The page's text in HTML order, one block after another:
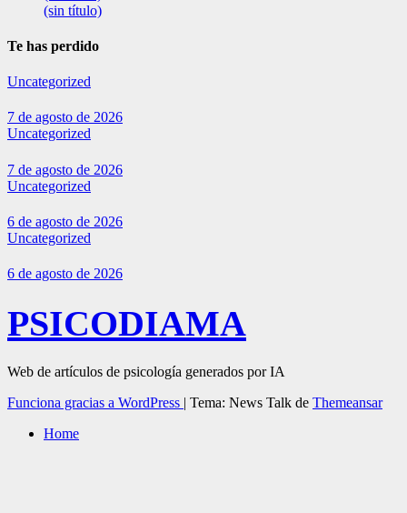
(sin título)
Te has perdido
Uncategorized
7 de agosto de 2026
Uncategorized
7 de agosto de 2026
Uncategorized
6 de agosto de 2026
Uncategorized
6 de agosto de 2026
PSICODIAMA
Web de artículos de psicología generados por IA
Funciona gracias a WordPress | Tema: News Talk de Themeansar
Home